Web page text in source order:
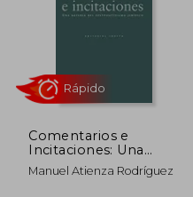
22,00 €
Comentarios e
Incitaciones: Una
Defensa del
Postpositivismo
Manuel Atienza Rodríguez